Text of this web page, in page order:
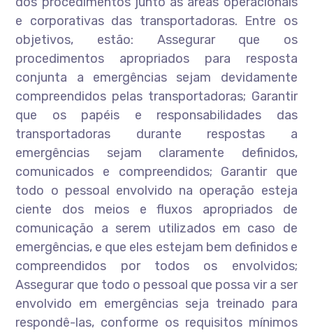
e corporativas das transportadoras. Entre os
objetivos, estão: Assegurar que os
procedimentos apropriados para resposta
conjunta a emergências sejam devidamente
compreendidos pelas transportadoras; Garantir
que os papéis e responsabilidades das
transportadoras durante respostas a
emergências sejam claramente definidos,
comunicados e compreendidos; Garantir que
todo o pessoal envolvido na operação esteja
ciente dos meios e fluxos apropriados de
comunicação a serem utilizados em caso de
emergências, e que eles estejam bem definidos e
compreendidos por todos os envolvidos;
Assegurar que todo o pessoal que possa vir a ser
envolvido em emergências seja treinado para
respondê-las, conforme os requisitos mínimos